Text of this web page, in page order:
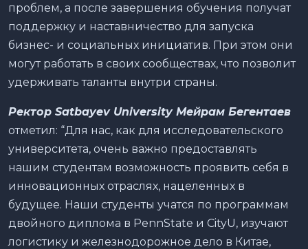
проблем, а после завершения обучения получат
поддержку и наставничество для запуска
бизнес- и социальных инициатив. При этом они
могут работать в своих сообществах, что позволит
удерживать таланты внутри страны.
Ректор Satbayev University Мейрам Бегентаев
отметил: “Для нас, как для исследовательского
университета, очень важно предоставлять
нашим студентам возможность проявить себя в
инновационных отраслях, нацеленных в
будущее. Наши студенты учатся по программам
двойного диплома в PennState и CityU, изучают
логистику и железнодорожное дело в Китае,